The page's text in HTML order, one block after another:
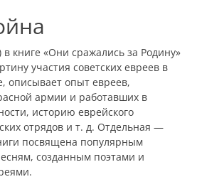
книге «Они сражались за Родину»
участия советских евреев в
описывает опыт евреев,
армии и работавших в
историю еврейского
отрядов и т. д. Отдельная —
посвящена популярным
созданным поэтами и